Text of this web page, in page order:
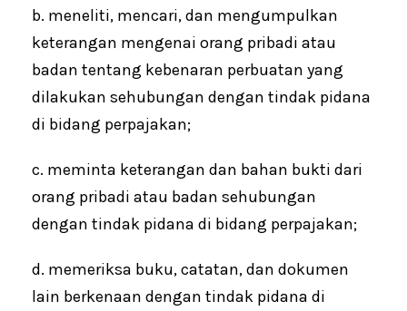
b. meneliti, mencari, dan mengumpulkan
keterangan mengenai orang pribadi atau
badan tentang kebenaran perbuatan yang
dilakukan sehubungan dengan tindak pidana
di bidang perpajakan;
c. meminta keterangan dan bahan bukti dari
orang pribadi atau badan sehubungan
dengan tindak pidana di bidang perpajakan;
d. memeriksa buku, catatan, dan dokumen
lain berkenaan dengan tindak pidana di